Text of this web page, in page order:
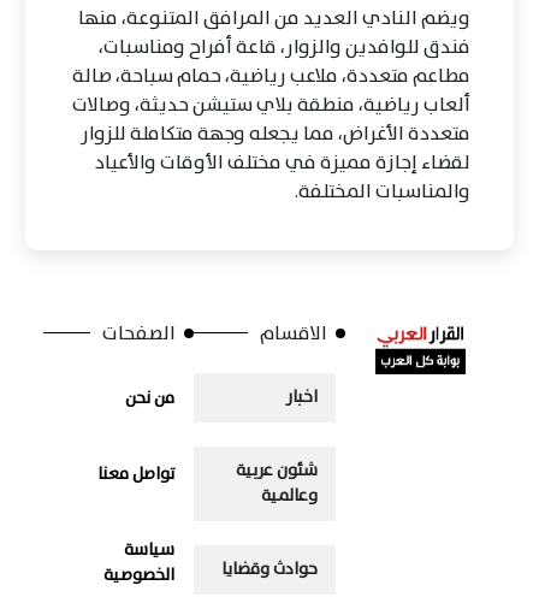
ويضم النادي العديد من المرافق المتنوعة، منها
فندق للوافدين والزوار، قاعة أفراح ومناسبات،
مطاعم متعددة، ملاعب رياضية، حمام سباحة، صالة
ألعاب رياضية، منطقة بلاي ستيشن حديثة، وصالات
متعددة الأغراض، مما يجعله وجهة متكاملة للزوار
لقضاء إجازة مميزة في مختلف الأوقات والأعياد
والمناسبات المختلفة.
الاقسام
اخبار
شئون عربية
وعالمية
حوادث وقضايا
الصفحات
من نحن
تواصل معنا
سياسة
الخصوصية